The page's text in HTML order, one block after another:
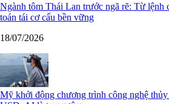
Ngành tôm Thái Lan trước ngã rẽ: Từ lệnh
toán tái cơ cấu bền vững
18/07/2026
Mỹ khởi động chương trình công nghệ